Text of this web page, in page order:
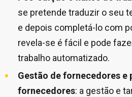
se pretende traduzir o seu
e depois completá-lo com
revela-se é fácil e pode
trabalho automatizado.
Gestão de fornecedores e
fornecedores: a gestão e